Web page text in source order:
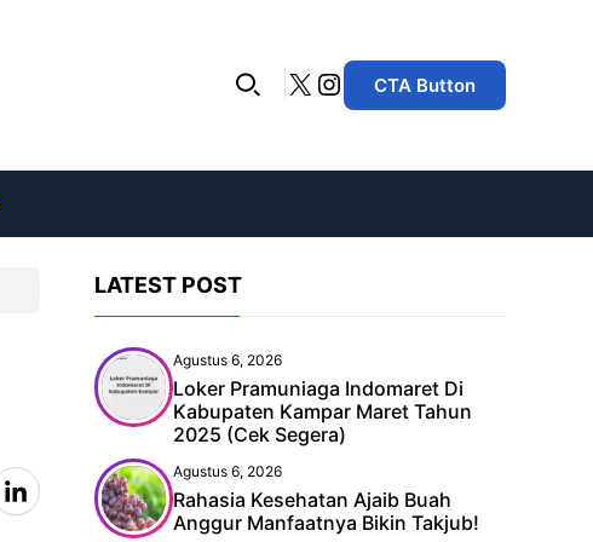
X Instagram
CTA Button
Li
n
LATEST POST
Agustus 6, 2026
Loker Pramuniaga Indomaret Di
Kabupaten Kampar Maret Tahun
2025 (Cek Segera)
Agustus 6, 2026
Rahasia Kesehatan Ajaib Buah
Anggur Manfaatnya Bikin Takjub!